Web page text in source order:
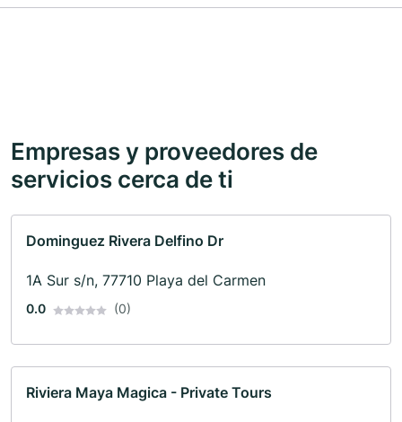
Empresas y proveedores de
servicios cerca de ti
Dominguez Rivera Delfino Dr
1A Sur s/n, 77710 Playa del Carmen
0.0 (0)
Riviera Maya Magica - Private Tours